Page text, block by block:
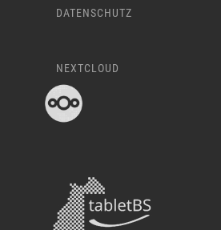
DATENSCHUTZ
NEXTCLOUD